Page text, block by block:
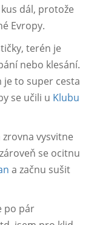
dál, protože
Evropy.
terén je
nebo klesání.
je to super cesta
se učili u Klubu
vysvitne
se ocitnu
a začnu sušit
po pár